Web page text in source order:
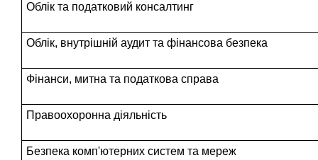
т
и
о
м
а
в
л
а
д
к
Облік та податковий консалтинг
Облік, внутрішній аудит та фінансова безпека
Фінанси, митна та податкова справа
Правоохоронна діяльність
Безпека комп'ютерних систем та мереж